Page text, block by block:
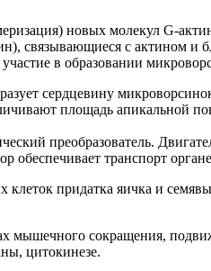
новых молекул G-
связывающиеся с актином
в образовании
сердцевину
площадь апикальной
преобразователь.
транспорт
придатка яичка и
мышечного сокращения,
цитокинезе.